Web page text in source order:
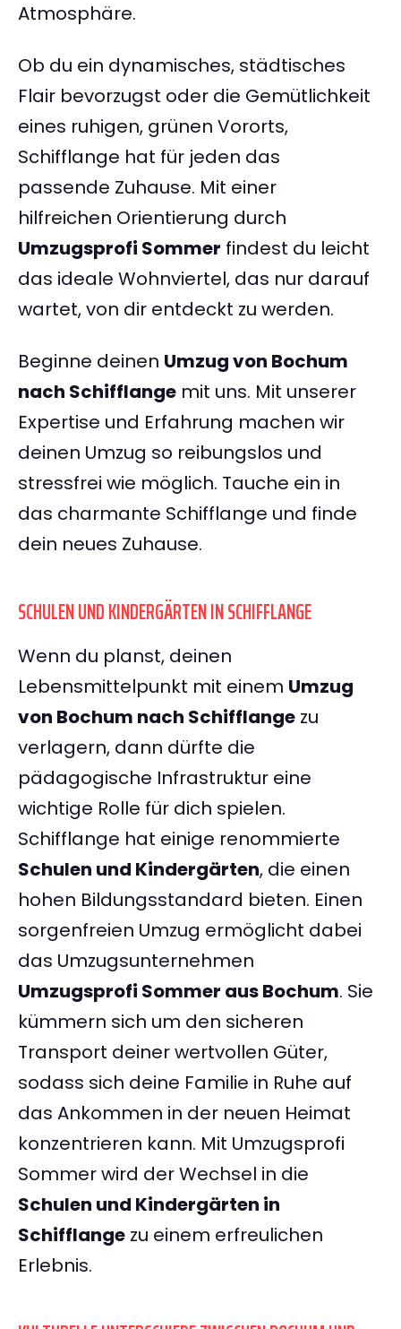
Atmosphäre.
Ob du ein dynamisches, städtisches
Flair bevorzugst oder die Gemütlichkeit
eines ruhigen, grünen Vororts,
Schifflange hat für jeden das
passende Zuhause. Mit einer
hilfreichen Orientierung durch
Umzugsprofi Sommer findest du leicht
das ideale Wohnviertel, das nur darauf
wartet, von dir entdeckt zu werden.
Beginne deinen Umzug von Bochum
nach Schifflange mit uns. Mit unserer
Expertise und Erfahrung machen wir
deinen Umzug so reibungslos und
stressfrei wie möglich. Tauche ein in
das charmante Schifflange und finde
dein neues Zuhause.
SCHULEN UND KINDERGÄRTEN IN SCHIFFLANGE
Wenn du planst, deinen
Lebensmittelpunkt mit einem Umzug
von Bochum nach Schifflange zu
verlagern, dann dürfte die
pädagogische Infrastruktur eine
wichtige Rolle für dich spielen.
Schifflange hat einige renommierte
Schulen und Kindergärten, die einen
hohen Bildungsstandard bieten. Einen
sorgenfreien Umzug ermöglicht dabei
das Umzugsunternehmen
Umzugsprofi Sommer aus Bochum. Sie
kümmern sich um den sicheren
Transport deiner wertvollen Güter,
sodass sich deine Familie in Ruhe auf
das Ankommen in der neuen Heimat
konzentrieren kann. Mit Umzugsprofi
Sommer wird der Wechsel in die
Schulen und Kindergärten in
Schifflange zu einem erfreulichen
Erlebnis.